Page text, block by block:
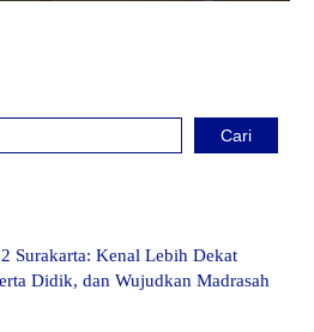
Cari
Surakarta: Kenal Lebih Dekat
Didik, dan Wujudkan Madrasah